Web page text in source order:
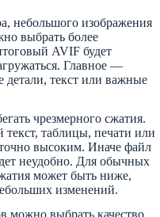
небольшого изображения
выбрать более
AVIF будет
Главное —
детали, текст или важные
чрезмерного сжатия.
таблицы, печати или
высоким. Иначе файл
неудобно. Для обычных
может быть ниже,
изменений.
можно выбрать качество